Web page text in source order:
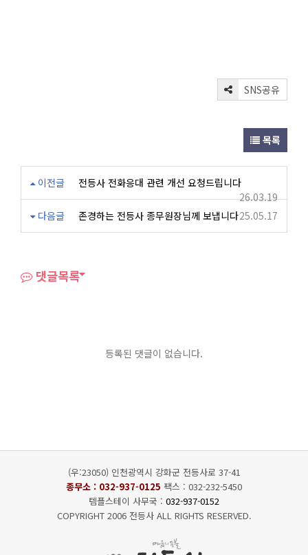
SNS공유
목록
이전글
전등사 전화응대 관련 개선 요청드립니다
26.03.19
다음글
존경하는 전등사 종무원장님께 보냅니다25.05.17
댓글목록
등록된 댓글이 없습니다.
(우:23050) 인천광역시 강화군 전등사로 37-41
종무소 : 032-937-0125 팩스 : 032-232-5450
템플스테이 사무국 : 032-937-0152
COPYRIGHT 2006 전등사 ALL RIGHTS RESERVED.